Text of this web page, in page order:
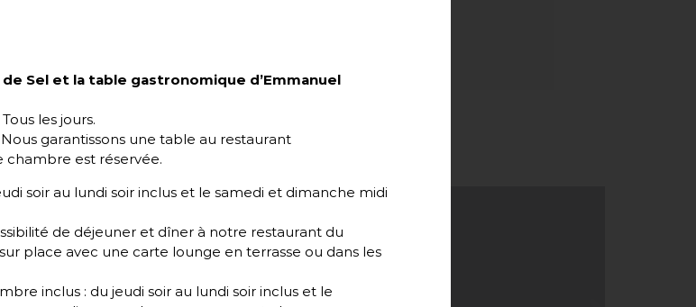
de Sel et la table gastronomique d’Emmanuel
Tous les jours.
Nous garantissons une table au restaurant
chambre est réservée.
soir au lundi soir inclus et le samedi et dimanche midi
de déjeuner et dîner à notre restaurant du
place avec une carte lounge en terrasse ou dans les
inclus : du jeudi soir au lundi soir inclus et le